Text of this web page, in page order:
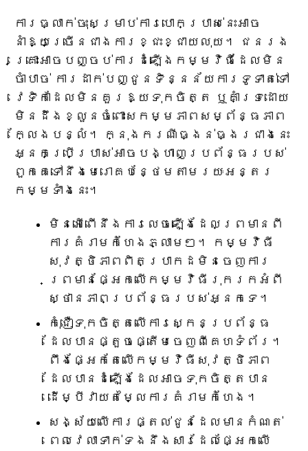
ការធ្លាក់ចុះសម្រាប់ការបោកប្រាស់នេះអាច
នាំឱ្យច្រើនជាងការខ្ជះខ្ជាយលុយ។ ជនរង
គ្រោះអាចបញ្ចប់ការដំឡើងកម្មវិធីដែលមិន
ចាំបាច់ ការដាក់បញ្ជូនទិន្នន័យការទូទាត់ទៅ
វេទិកាដែលមិនគួរឱ្យទុកចិត្ត ឬគាំទ្រដោយ
មិនដឹងខ្លួនចំពោះសកម្មភាពសម្ព័ន្ធភាព
ក្លែងបន្លំ។ ក្នុងករណីធ្ងន់ធ្ងរជាងនេះ
អ្នកប្រើប្រាស់អាចបង្ហាញប្រព័ន្ធរបស់
ពួកគេទៅនឹងមេរោគបន្ថែមតាមរយៈអន្តរ
កម្មទាំងនេះ។
មិនអើពើនឹងការលេចឡើងដែលព្រមានពី
ការគំរាមកំហែងភ្លាមៗ។ កម្មវិធី
សុវត្ថិភាពពិតប្រាកដមិនចេញការ
ព្រមានផ្អែកលើកម្មវិធីរុករកអំពី
ស្ថានភាពប្រព័ន្ធរបស់អ្នកទេ។
កុំជឿទុកចិត្តលើការស្កេនប្រព័ន្ធ
ដែលបានផ្តួចផ្តើមចេញពីគេហទំព័រ។
ពឹងផ្អែកតែលើកម្មវិធីសុវត្ថិភាព
ដែលបានដំឡើងដែលអាចទុកចិត្តបាន
ដើម្បីវាយតម្លៃការគំរាមកំហែង។
សង្ស័យ​លើ​ការ​ផ្តល់​ជូន​ដែល​មាន​កំណត់​
ពេល​វេលា​ទាក់​ទង​នឹង​សារ​ដែល​ផ្អែក​លើ​